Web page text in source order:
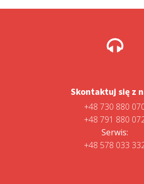
Skontaktuj się z
+48 730 880
+48 791 880
Serwis:
+48 578 033